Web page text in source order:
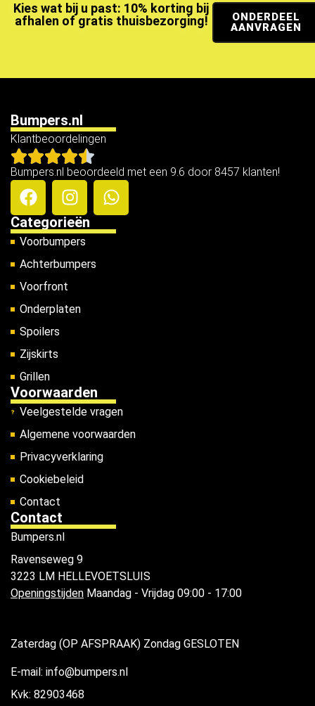
Kies wat bij u past: 10% korting bij
afhalen of gratis thuisbezorging!
ONDERDEEL
AANVRAGEN
Bumpers.nl
Klantbeoordelingen
Bumpers.nl beoordeeld met een 9.6 door 8457 klanten!
Categorieën
Voorbumpers
Achterbumpers
Voorfront
Onderplaten
Spoilers
Zijskirts
Grillen
Voorwaarden
Veelgestelde vragen
Algemene voorwaarden
Privacyverklaring
Cookiebeleid
Contact
Contact
Bumpers.nl
Ravenseweg 9
3223 LM HELLEVOETSLUIS
Openingstijden Maandag - Vrijdag 09:00 - 17:00
Zaterdag (OP AFSPRAAK) Zondag GESLOTEN
E-mail: info@bumpers.nl
Kvk: 82903468